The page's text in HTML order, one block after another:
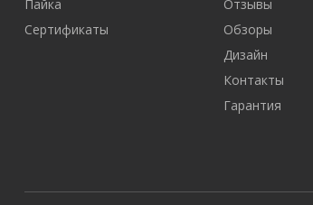
Пайка
Сертификаты
Отзывы
Обзоры
Дизайн
Контакты
Гарантия